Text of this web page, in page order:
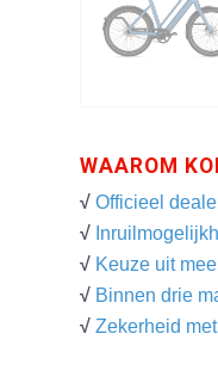
WAAROM
√ Officieel
√
√ Keuze uit
√ Binnen drie
√ Zekerheid